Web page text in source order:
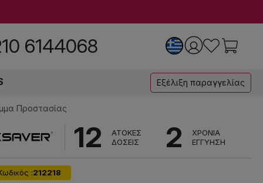
6144068
Εξέλιξη παραγγελίας
Προστασίας
12
ΑΤΟΚΕΣ
ΔΟΣΕΙΣ
2
ΧΡΟΝΙΑ
ΕΓΓΥΗΣΗ
:212218